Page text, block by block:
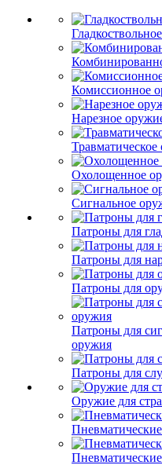
Комиссионное
Нарезное
Охолощенное
Сигнальное
Патроны для
Патроны для
Патроны для
Патроны для
оружия
Патроны для
Оружие для